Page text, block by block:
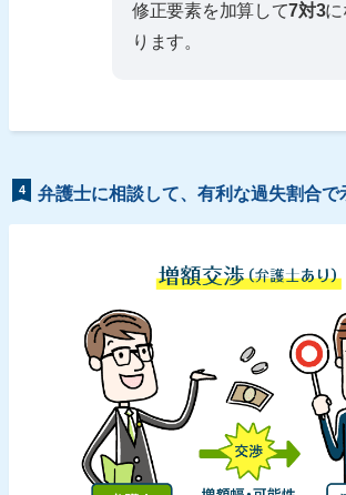
修正要素を加算して7対3に
ります。
4 弁護士に相談して、有利な過失割合で